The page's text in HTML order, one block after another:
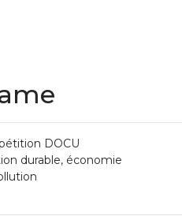
DOCU
durable, économie